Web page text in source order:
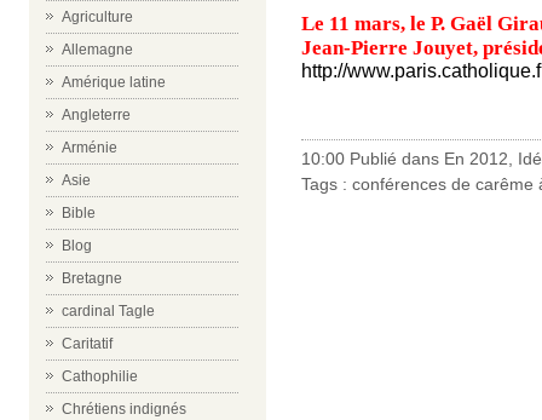
Agriculture
Allemagne
Amérique latine
Angleterre
Arménie
Asie
Bible
Blog
Bretagne
cardinal Tagle
Caritatif
Cathophilie
Chrétiens indignés
Le 11 mars, le P. Gaël
Jean-Pierre Jouyet,
http://
10:00 Publié dans En 2012
Tags : conférences de carême